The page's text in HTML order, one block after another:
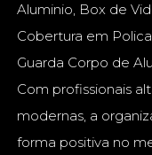
Aluminio, Box de
Cobertura em
Guarda Corpo de
Com profissionais
modernas, a
forma positiva no